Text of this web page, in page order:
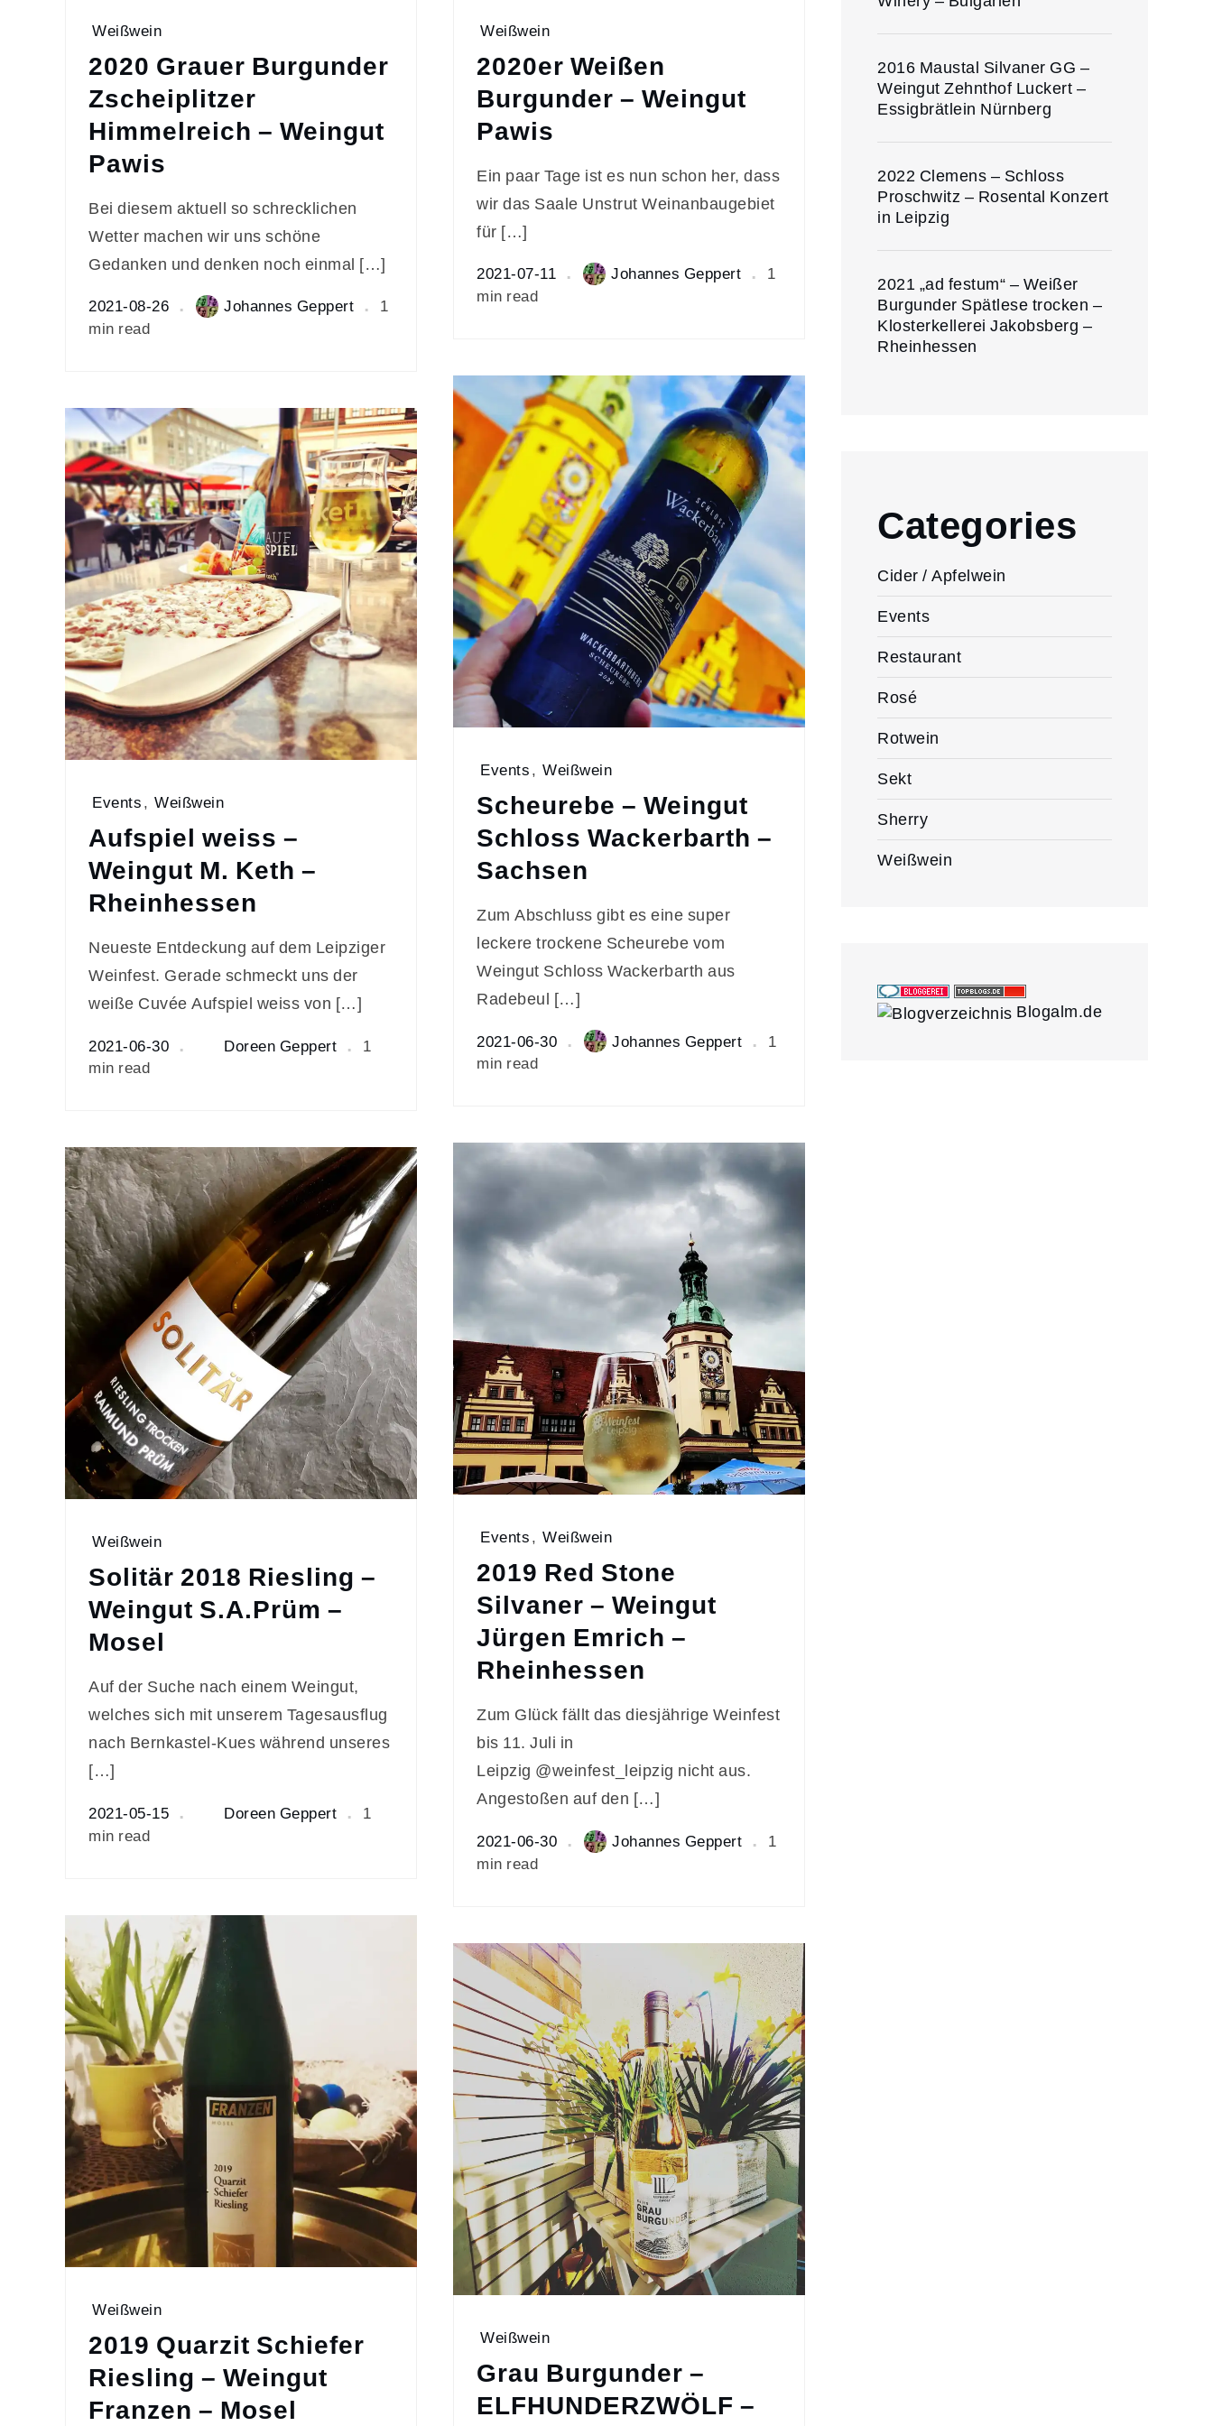
Weißwein
2020 Grauer Burgunder
Zscheiplitzer
Himmelreich – Weingut
Pawis
Bei diesem aktuell so schrecklichen
Wetter machen wir uns schöne
Gedanken und denken noch einmal […]
2021-08-26 Johannes Geppert
1
min read
Weißwein
2020er Weißen
Burgunder – Weingut
Pawis
Ein paar Tage ist es nun schon her, dass
wir das Saale Unstrut Weinanbaugebiet
für […]
2021-07-11 Johannes Geppert
1
min read
Events, Weißwein
Scheurebe – Weingut
Schloss Wackerbarth –
Sachsen
Zum Abschluss gibt es eine super
leckere trockene Scheurebe vom
Weingut Schloss Wackerbarth aus
Radebeul […]
2021-06-30 Johannes Geppert
1
min read
Events, Weißwein
Aufspiel weiss –
Weingut M. Keth –
Rheinhessen
Neueste Entdeckung auf dem Leipziger
Weinfest. Gerade schmeckt uns der
weiße Cuvée Aufspiel weiss von […]
2021-06-30 Doreen Geppert
1
min read
Events, Weißwein
2019 Red Stone
Silvaner – Weingut
Jürgen Emrich –
Rheinhessen
Zum Glück fällt das diesjährige Weinfest
bis 11. Juli in
Leipzig @weinfest_leipzig nicht aus.
Angestoßen auf den […]
2021-06-30 Johannes Geppert
1
min read
Weißwein
Solitär 2018 Riesling –
Weingut S.A.Prüm –
Mosel
Auf der Suche nach einem Weingut,
welches sich mit unserem Tagesausflug
nach Bernkastel-Kues während unseres
[…]
2021-05-15 Doreen Geppert
1
min read
Weißwein
2019 Quarzit Schiefer
Riesling – Weingut
Franzen – Mosel
Weißwein
Grau Burgunder –
ELFHUNDERZWÖLF –
2016 Maustal Silvaner GG –
Weingut Zehnthof Luckert –
Essigbrätlein Nürnberg
2022 Clemens – Schloss
Proschwitz – Rosental Konzert
in Leipzig
2021 „ad festum“ – Weißer
Burgunder Spätlese trocken –
Klosterkellerei Jakobsberg –
Rheinhessen
Categories
Cider / Apfelwein
Events
Restaurant
Rosé
Rotwein
Sekt
Sherry
Weißwein
Blogalm.de